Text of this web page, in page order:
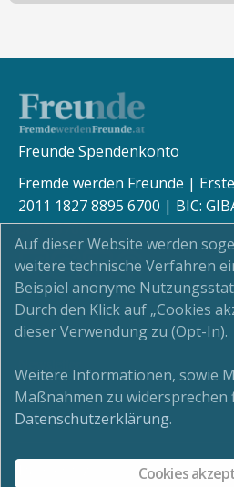
Freunde Spendenkonto
Fremde werden Freunde |
2011 1827 8895 6700 | BIC:
8895 6700
Kinderschutz
Impressum
Auf dieser Website werden
weitere technische Verfahren
Beispiel anonyme
Durch den Klick auf „Cookies
dieser Verwendung zu (Opt-In).
Weitere Informationen, sowie
Maßnahmen zu widersprechen
Datenschutzerklärung.
Cookies